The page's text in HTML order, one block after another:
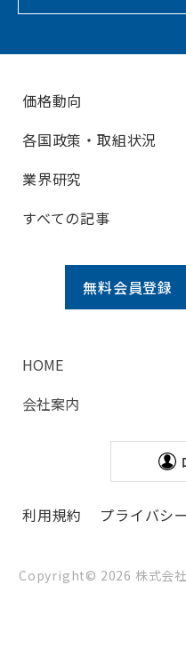
価格動向
各国政策・取組状況
業界研究
すべての記事
無料会員登録
HOME
会社案内
利用規約 プライバシ
Copyright© 2026 株式会